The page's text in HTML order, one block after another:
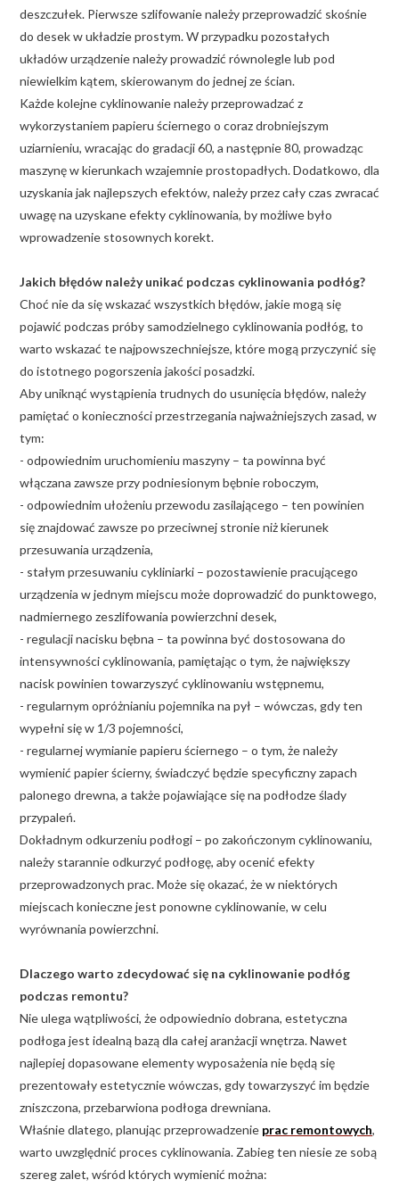
deszczułek. Pierwsze szlifowanie należy przeprowadzić skośnie
do desek w układzie prostym. W przypadku pozostałych
układów urządzenie należy prowadzić równolegle lub pod
niewielkim kątem, skierowanym do jednej ze ścian.
Każde kolejne cyklinowanie należy przeprowadzać z
wykorzystaniem papieru ściernego o coraz drobniejszym
uziarnieniu, wracając do gradacji 60, a następnie 80, prowadząc
maszynę w kierunkach wzajemnie prostopadłych. Dodatkowo, dla
uzyskania jak najlepszych efektów, należy przez cały czas zwracać
uwagę na uzyskane efekty cyklinowania, by możliwe było
wprowadzenie stosownych korekt.
Jakich błędów należy unikać podczas cyklinowania podłóg?
Choć nie da się wskazać wszystkich błędów, jakie mogą się
pojawić podczas próby samodzielnego cyklinowania podłóg, to
warto wskazać te najpowszechniejsze, które mogą przyczynić się
do istotnego pogorszenia jakości posadzki.
Aby uniknąć wystąpienia trudnych do usunięcia błędów, należy
pamiętać o konieczności przestrzegania najważniejszych zasad, w
tym:
- odpowiednim uruchomieniu maszyny – ta powinna być
włączana zawsze przy podniesionym bębnie roboczym,
- odpowiednim ułożeniu przewodu zasilającego – ten powinien
się znajdować zawsze po przeciwnej stronie niż kierunek
przesuwania urządzenia,
- stałym przesuwaniu cykliniarki – pozostawienie pracującego
urządzenia w jednym miejscu może doprowadzić do punktowego,
nadmiernego zeszlifowania powierzchni desek,
- regulacji nacisku bębna – ta powinna być dostosowana do
intensywności cyklinowania, pamiętając o tym, że największy
nacisk powinien towarzyszyć cyklinowaniu wstępnemu,
- regularnym opróżnianiu pojemnika na pył – wówczas, gdy ten
wypełni się w 1/3 pojemności,
- regularnej wymianie papieru ściernego – o tym, że należy
wymienić papier ścierny, świadczyć będzie specyficzny zapach
palonego drewna, a także pojawiające się na podłodze ślady
przypaleń.
Dokładnym odkurzeniu podłogi – po zakończonym cyklinowaniu,
należy starannie odkurzyć podłogę, aby ocenić efekty
przeprowadzonych prac. Może się okazać, że w niektórych
miejscach konieczne jest ponowne cyklinowanie, w celu
wyrównania powierzchni.
Dlaczego warto zdecydować się na cyklinowanie podłóg
podczas remontu?
Nie ulega wątpliwości, że odpowiednio dobrana, estetyczna
podłoga jest idealną bazą dla całej aranżacji wnętrza. Nawet
najlepiej dopasowane elementy wyposażenia nie będą się
prezentowały estetycznie wówczas, gdy towarzyszyć im będzie
zniszczona, przebarwiona podłoga drewniana.
Właśnie dlatego, planując przeprowadzenie prac remontowych,
warto uwzględnić proces cyklinowania. Zabieg ten niesie ze sobą
szereg zalet, wśród których wymienić można: